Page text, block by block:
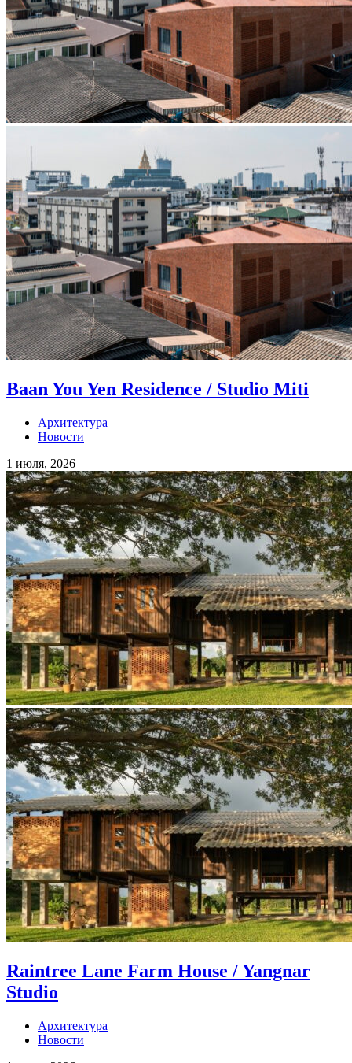
Baan You Yen Residence / Studio Miti
Архитектура
Новости
1 июля, 2026
Raintree Lane Farm House / Yangnar
Studio
Архитектура
Новости